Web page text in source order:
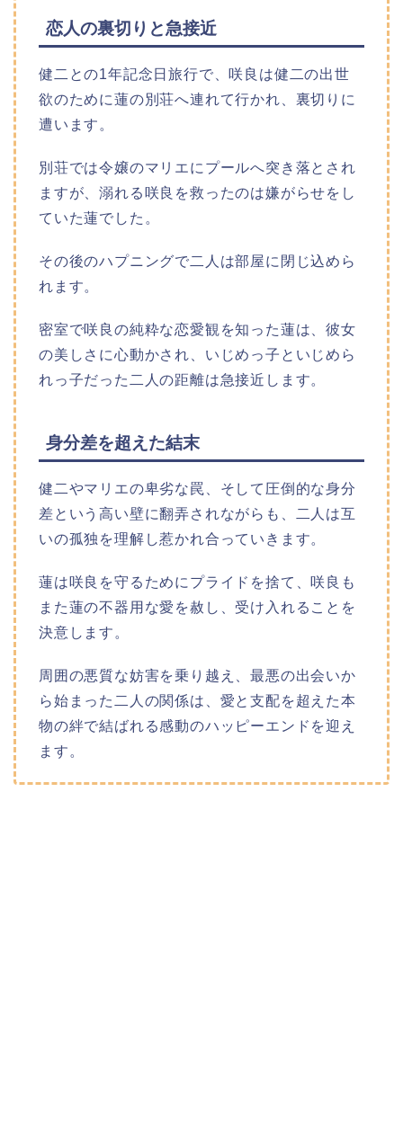
恋人の裏切りと急接近
健二との1年記念日旅行で、咲良は健二の出世
欲のために蓮の別荘へ連れて行かれ、裏切りに
遭います。
別荘では令嬢のマリエにプールへ突き落とされ
ますが、溺れる咲良を救ったのは嫌がらせをし
ていた蓮でした。
その後のハプニングで二人は部屋に閉じ込めら
れます。
密室で咲良の純粋な恋愛観を知った蓮は、彼女
の美しさに心動かされ、いじめっ子といじめら
れっ子だった二人の距離は急接近します。
身分差を超えた結末
健二やマリエの卑劣な罠、そして圧倒的な身分
差という高い壁に翻弄されながらも、二人は互
いの孤独を理解し惹かれ合っていきます。
蓮は咲良を守るためにプライドを捨て、咲良も
また蓮の不器用な愛を赦し、受け入れることを
決意します。
周囲の悪質な妨害を乗り越え、最悪の出会いか
ら始まった二人の関係は、愛と支配を超えた本
物の絆で結ばれる感動のハッピーエンドを迎え
ます。